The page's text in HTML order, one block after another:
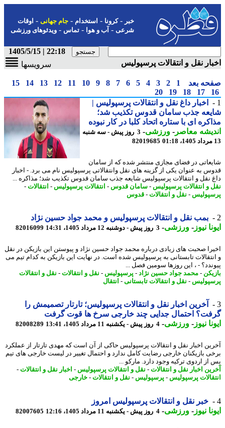
-کرونا-استخدام- جام جهانی-اوقات
شرعی-آب و هوا-تماس-ویدئوهای ورزشی
22:18 | 1405/5/15
نقل و انتقالات پرسپولیس
سرویسها
بعد 1
2
3
4
5
6
7
8
9
10
11
12
13
14
15
17
18
19
20
اخبار داغ نقل و انتقالات پرسپولیس |
جذب سامان قدوس تکذیب شد؛
ای با ستاره اتحاد کلبا در کار نبوده
معاصر-ورزشی-
3 روز پیش - سه شنبه
82019685
در فضای مجازی منتشر شده که از سامان
به عنوان یکی از گزینه های نقل وانتقالاتی پرسپولیس نام می برد. - اخبار
نقل و انتقالات پرسپولیس شایعه جذب سامان قدوس تکذیب شد؛ مذاکره ...
و انتقالات پرسپولیس-سامان قدوس-انتقالات پرسپولیس-انتقالات-
-نقل و انتقالات-قدوس
بمب نقل و انتقالات پرسپولیس و محمد جواد حسین نژاد
نیوز-ورزشی-3 روز پیش - دوشنبه 12 مرداد 1405، 14:31 82016099
صحبت های زیادی درباره محمد جواد حسین نژاد و پیوستن این بازیکن در نقل
تابستانی به پرسپولیس شده است. در نهایت این بازیکن به کدام تیم می
- ، این روزها سومین فصل ...
-محمد جواد حسین نژاد -پرسپولیس-نقل و انتقالات-نقل و انتقالات
-نقل و انتقالات تابستانی-انتقال
آخرین اخبار نقل و انتقالات پرسپولیس؛ تارتار تصمیمش را
احتمال جدایی چند خارجی سرخ ها قوت گرفت
نیوز-ورزشی-4 روز پیش - یکشنبه 11 مرداد 1405، 13:41 82008289
اخبار نقل و انتقالات پرسپولیس حاکی از آن است که مهدی تارتار از عملکرد
بازیکنان خارجی رضایت کامل ندارد و احتمال تغییر در لیست خارجی های تیم
اردوی ترکیه وجود دارد. مارکو ...
اخبار نقل و انتقالات-نقل و انتقالات پرسپولیس-اخبار نقل و انتقالات-
پرسپولیس-پرسپولیس-نقل و انتقالات-خارجی
خبر نقل و انتقالات پرسپولیس امروز
نیوز-ورزشی-4 روز پیش - یکشنبه 11 مرداد 1405، 12:16 82007605